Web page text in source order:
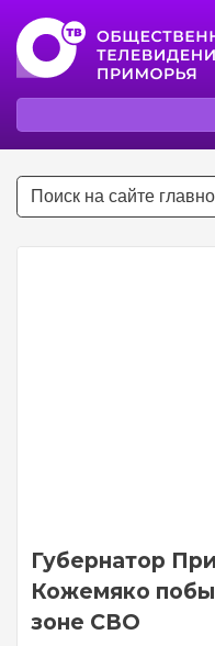
Губернатор
Кожемяко
зоне СВО